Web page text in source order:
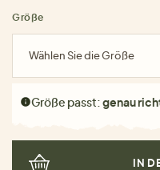
Größe
Wählen Sie die Größe
Größe passt:genau
IN